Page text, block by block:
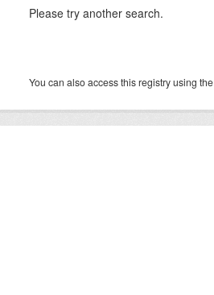
Please try another search.
You can also access this registry using the